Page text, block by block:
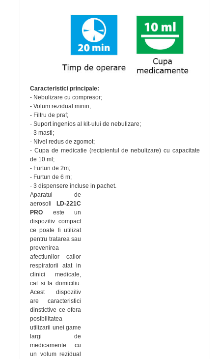
Caracteristici principale:
- Nebulizare cu compresor;
- Volum rezidual minin;
- Filtru de praf;
- Suport ingenios al kit-ului de nebulizare;
- 3 masti;
- Nivel redus de zgomot;
- Cupa de medicatie (recipientul de nebulizare) cu capacitate
de 10 ml;
- Furtun de 2m;
- Furtun de 6 m;
- 3 dispensere incluse in pachet.
Aparatul de
aerosoli
LD-221C
PRO este un
dispozitiv compact
ce poate fi utilizat
pentru tratarea sau
prevenirea
afectiunilor cailor
respiratorii atat in
clinici medicale,
cat si la domiciliu.
Acest dispozitiv
are caracteristici
dinstictive ce ofera
posibilitatea
utilizarii unei game
largi de
medicamente cu
un volum rezidual